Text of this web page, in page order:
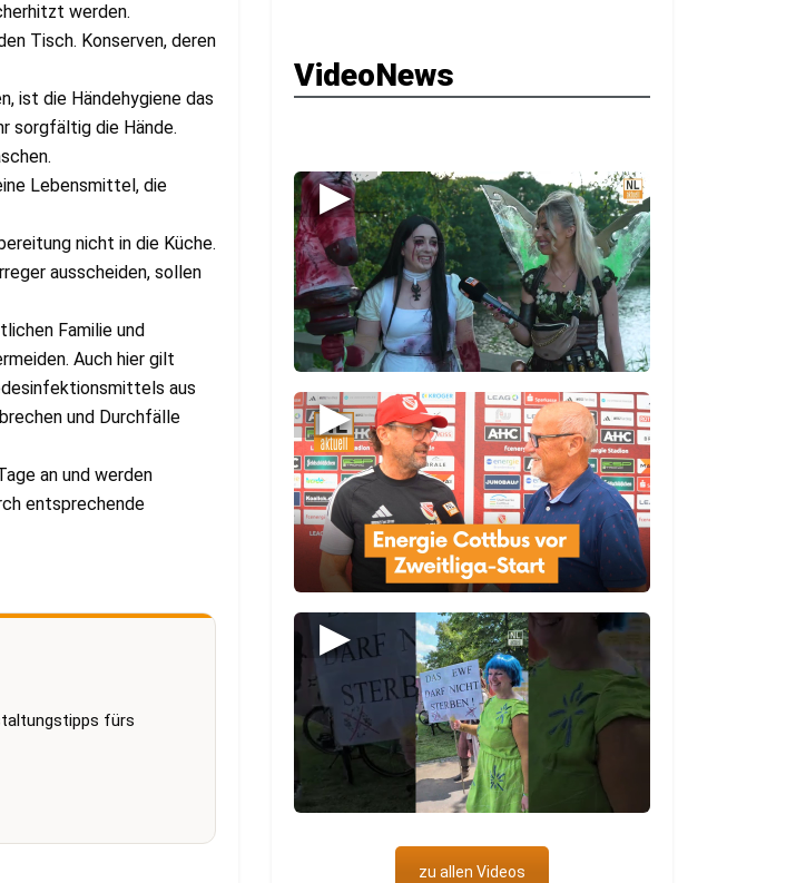
werden.
Tisch. Konserven, deren
ist die Händehygiene das
sorgfältig die Hände.
Lebensmittel, die
nicht in die Küche.
ausscheiden, sollen
Familie und
Auch hier gilt
aus
und Durchfälle
an und werden
entsprechende
fürs
VideoNews
▶
▶
▶
zu allen Videos